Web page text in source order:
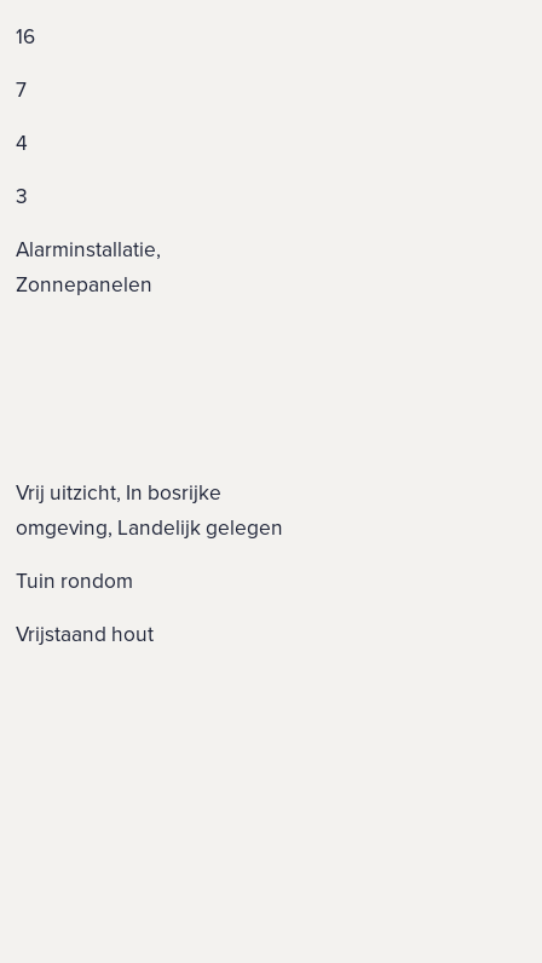
16
7
4
3
Alarminstallatie,
Zonnepanelen
Vrij uitzicht, In bosrijke
omgeving, Landelijk gelegen
Tuin rondom
Vrijstaand hout